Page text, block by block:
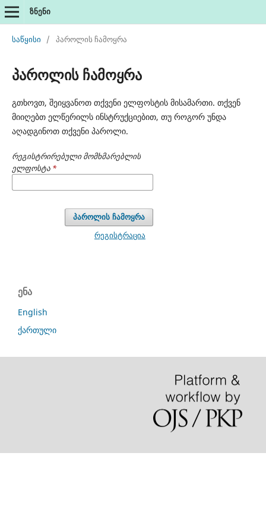
ზნენი
საწყისი / პაროლის ჩამოყრა
პაროლის ჩამოყრა
გთხოვთ, შეიყვანოთ თქვენი ელფოსტის მისამართი. თქვენ
მიიღებთ ელწერილს ინსტრუქციებით, თუ როგორ უნდა
აღადგინოთ თქვენი პაროლი.
რეგისტრირებული მომხმარებლის
ელფოსტა *
პაროლის ჩამოყრა
რეგისტრაცია
ენა
English
ქართული